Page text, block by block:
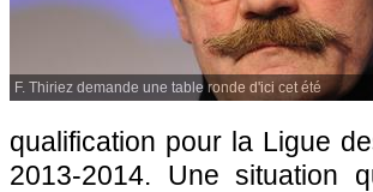
F. Thiriez demande une table ronde d'ici cet été
qualification pour la Ligue
2013-2014. Une situation